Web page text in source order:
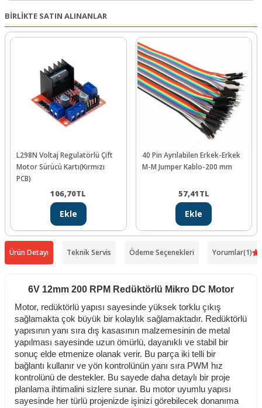
BİRLİKTE SATIN ALINANLAR
L298N Voltaj Regulatörlü Çift
Motor Sürücü Kartı(Kırmızı
PCB)
106,70TL
Ekle
40 Pin Ayrılabilen Erkek-Erkek
M-M Jumper Kablo-200 mm
57,41TL
Ekle
Ürün Detayı Teknik Servis Ödeme Seçenekleri Yorumlar(1)
6V 12mm 200 RPM Redüktörlü Mikro DC Motor
Motor, redüktörlü yapısı sayesinde yüksek torklu çıkış
sağlamakta çok büyük bir kolaylık sağlamaktadır. Redüktörlü
yapısının yanı sıra dış kasasının malzemesinin de metal
yapılması sayesinde uzun ömürlü, dayanıklı ve stabil bir
sonuç elde etmenize olanak verir. Bu parça iki telli bir
bağlantı kullanır ve yön kontrolünün yanı sıra PWM hız
kontrolünü de destekler. Bu sayede daha detaylı bir proje
planlama ihtimalini sizlere sunar. Bu motor uyumlu yapısı
sayesinde her türlü projenizde işinizi görebilecek donanıma